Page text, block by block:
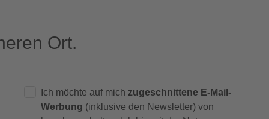
Ort.
Ich möchte auf mich zugeschnittene E-Mail-
Werbung (inklusive den Newsletter) von